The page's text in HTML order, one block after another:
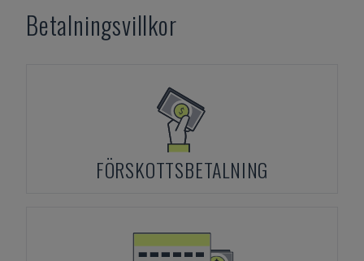
Betalningsvillkor
FÖRSKOTTSBETALNING